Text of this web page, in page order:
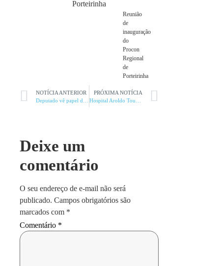
Reunião
de
inauguração
do
Procon
Regional
de
Porteirinha
NOTÍCIA ANTERIOR
PRÓXIMA NOTÍCIA
Deixe um
comentário
O seu endereço de e-mail não será
publicado. Campos obrigatórios são
marcados com *
Comentário *